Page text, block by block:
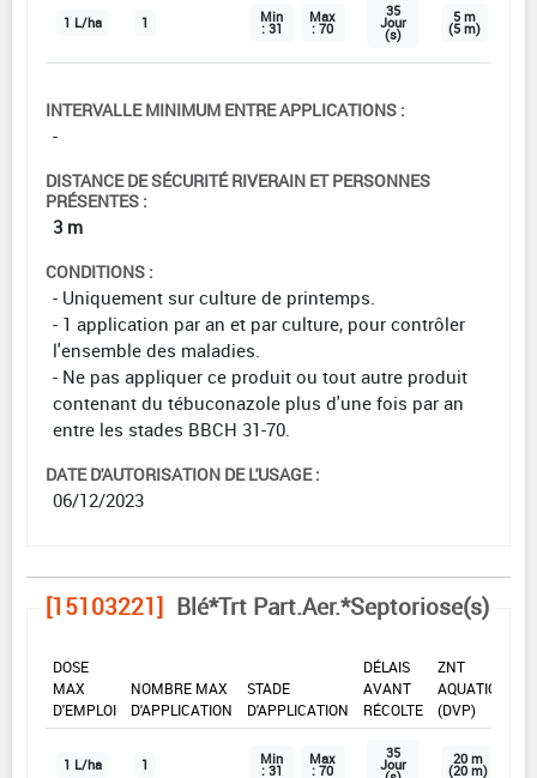
1 L/ha 1 Min
: 31
Max
: 70
35
Jour
(s)
5 m
(5 m)
INTERVALLE MINIMUM ENTRE APPLICATIONS :
-
DISTANCE DE SÉCURITÉ RIVERAIN ET PERSONNES
PRÉSENTES :
3 m
CONDITIONS :
- Uniquement sur culture de printemps.
- 1 application par an et par culture, pour contrôler
l'ensemble des maladies.
- Ne pas appliquer ce produit ou tout autre produit
contenant du tébuconazole plus d'une fois par an
entre les stades BBCH 31-70.
DATE D'AUTORISATION DE L'USAGE :
06/12/2023
[15103221] Blé*Trt Part.Aer.*Septoriose(s)
DOSE
MAX
D'EMPLOI
NOMBRE MAX
D'APPLICATION
STADE
D'APPLICATION
DÉLAIS
AVANT
RÉCOLTE
ZNT
AQUATIQUE
(DVP)
1 L/ha 1 Min
: 31
Max
: 70
35
Jour 20 m
(20 m)